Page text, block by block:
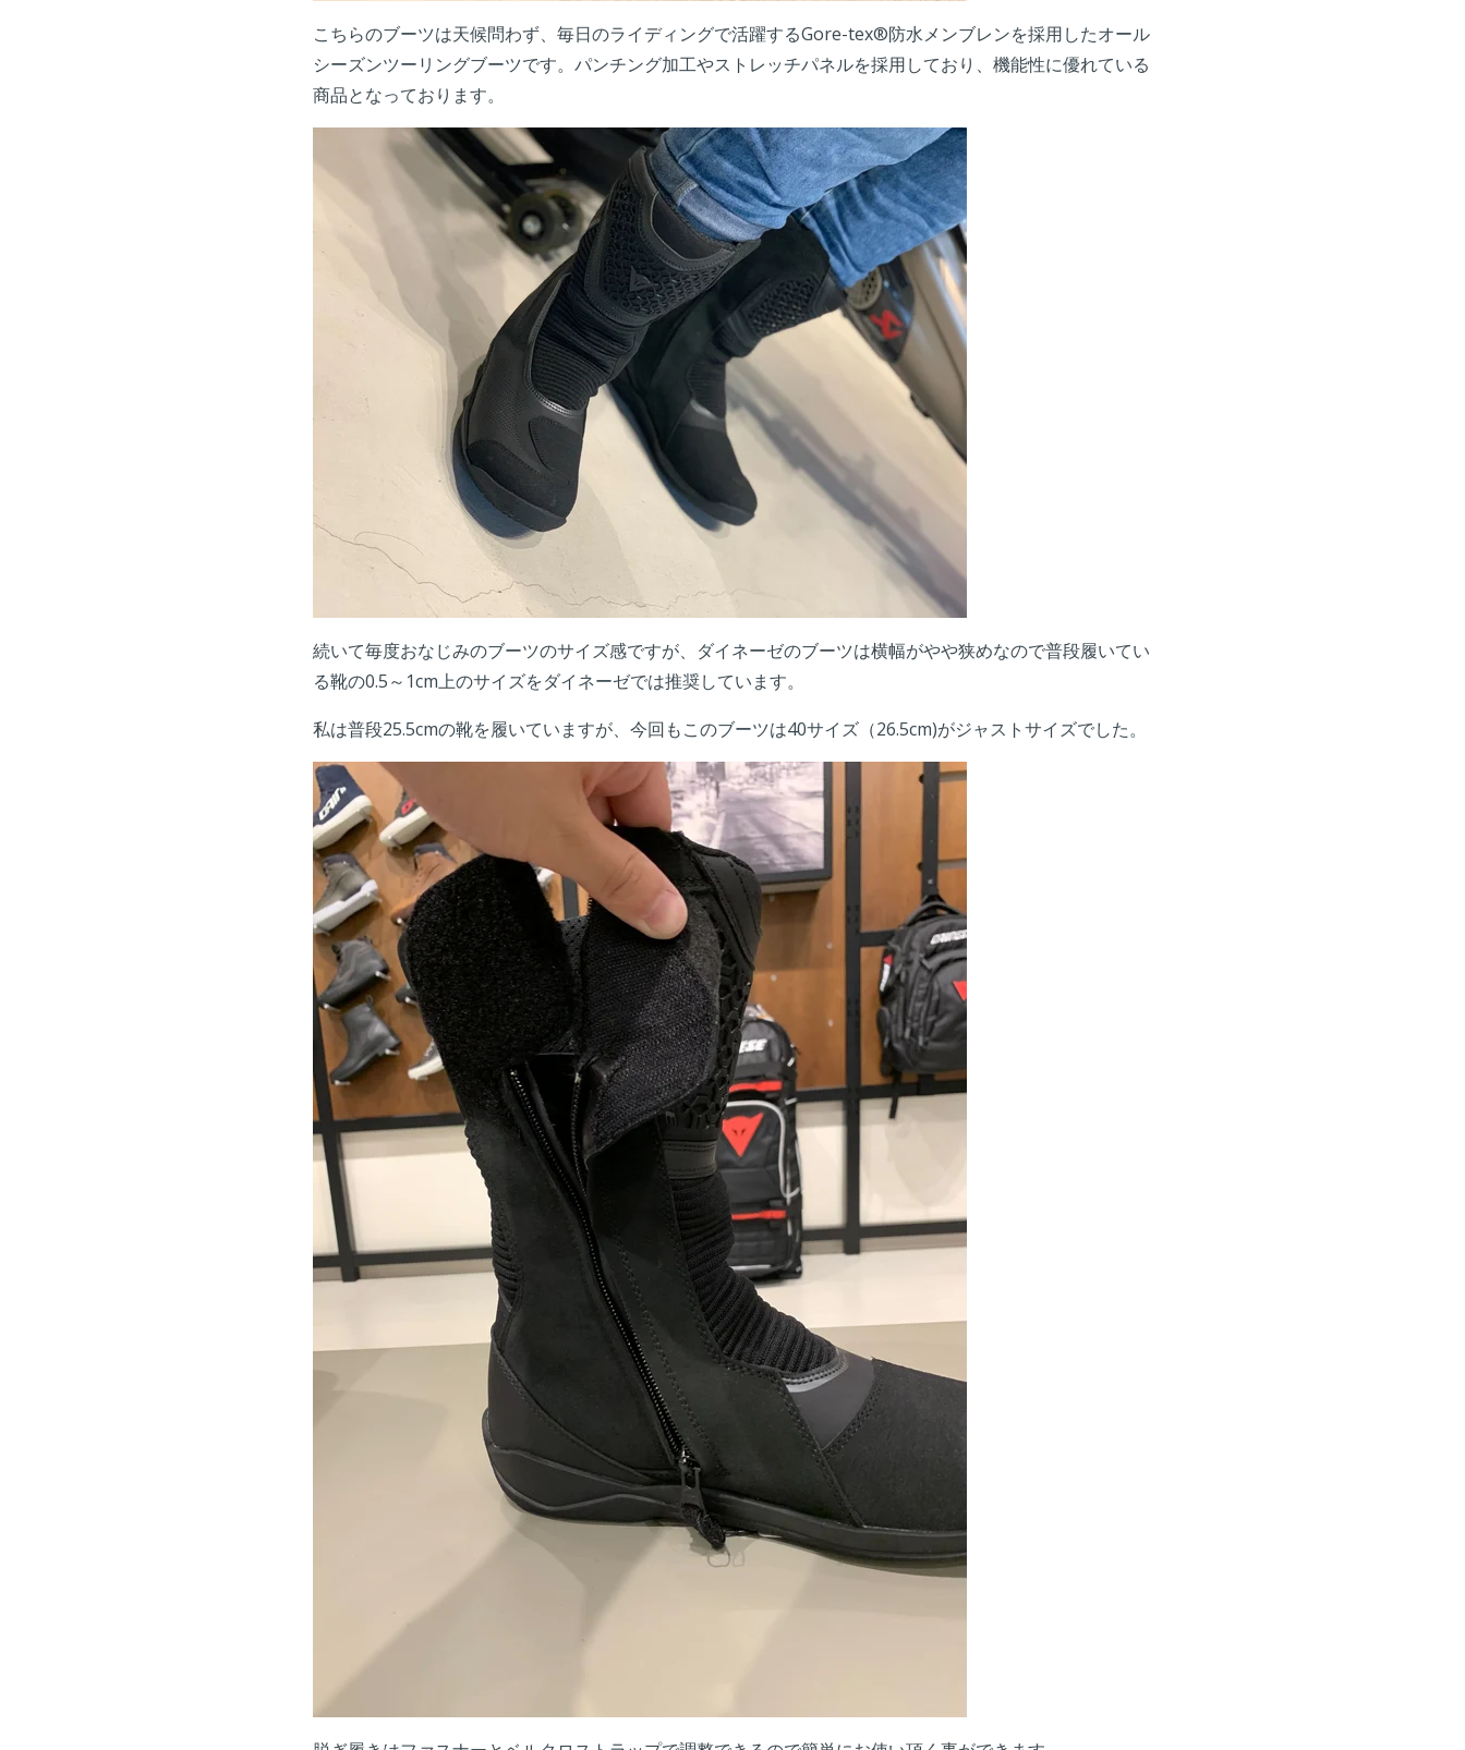
こちらのブーツは天候問わず、毎日のライディングで活躍するGore-tex®防水メンブレンを採用したオール
シーズンツーリングブーツです。パンチング加工やストレッチパネルを採用しており、機能性に優れている
商品となっております。
続いて毎度おなじみのブーツのサイズ感ですが、ダイネーゼのブーツは横幅がやや狭めなので普段履いてい
る靴の0.5～1cm上のサイズをダイネーゼでは推奨しています。
私は普段25.5cmの靴を履いていますが、今回もこのブーツは40サイズ（26.5cm)がジャストサイズでした。